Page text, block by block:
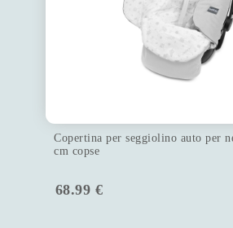
Copertina per seggiolino auto per
cm copse
68.99 €